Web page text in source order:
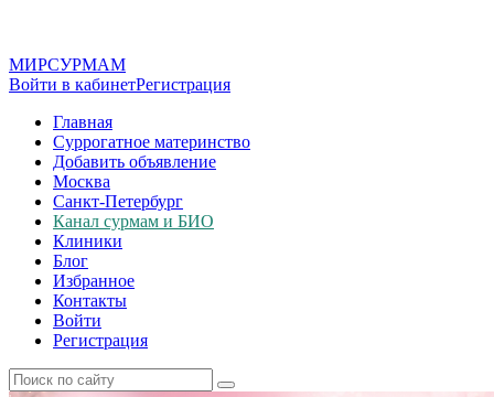
МИРСУРМАМ
Войти в кабинетРегистрация
Главная
Суррогатное материнство
Добавить объявление
Москва
Санкт-Петербург
Канал сурмам и БИО
Клиники
Блог
Избранное
Контакты
Войти
Регистрация